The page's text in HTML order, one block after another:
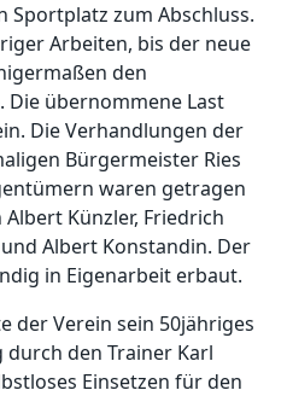
Sportplatz zum Abschluss.
Arbeiten, bis der neue
den
übernommene Last
Die Verhandlungen der
Bürgermeister Ries
waren getragen
Künzler, Friedrich
Albert Konstandin. Der
in Eigenarbeit erbaut.
der Verein sein 50jähriges
durch den Trainer Karl
Einsetzen für den